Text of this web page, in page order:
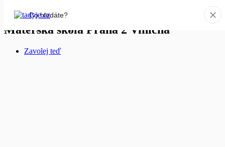
Mateřská škola Praha 2 Viničná
Zavolej teď